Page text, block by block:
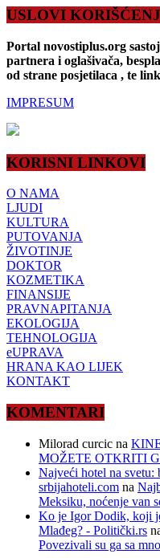
USLOVI
Portal novostiplus.org
partnera i oglašivača,
od strane posjetilaca , te
IMPRESUM
KORISNI LINKOVI
O NAMA
LJUDI
KULTURA
PUTOVANJA
ŽIVOTINJE
DOKTOR
KOZMETIKA
FINANSIJE
PRAVNAPITANJA
EKOLOGIJA
TEHNOLOGIJA
eUPRAVA
HRANA KAO LIJEK
KONTAKT
KOMENTARI
Milorad curcic na
MOŽETE OTKRITI
Najveći hotel na
srbijahoteli.com na
Meksiku, noćenje van
Ko je Igor Dodik, koji
Mlađeg? - Politički.rs
Povezivali su ga sa